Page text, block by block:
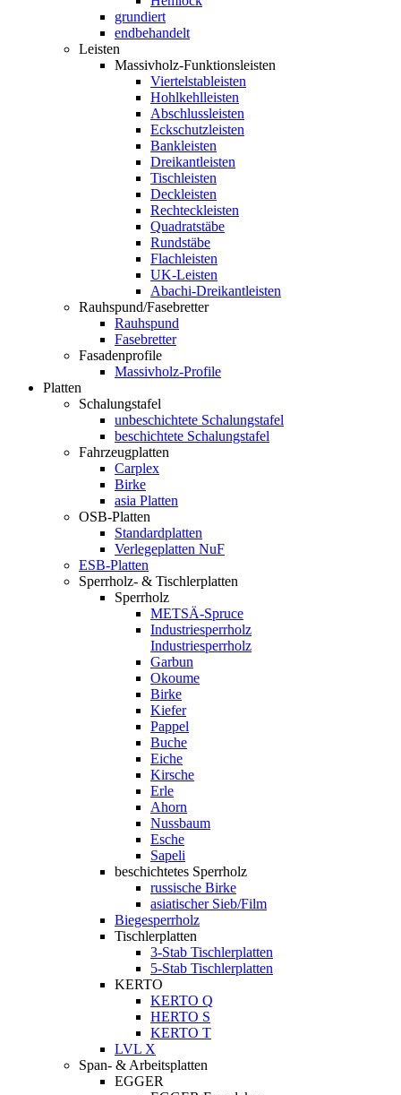
grundiert
endbehandelt
Leisten
Massivholz-Funktionsleisten
Viertelstableisten
Hohlkehlleisten
Abschlussleisten
Eckschutzleisten
Bankleisten
Dreikantleisten
Tischleisten
Deckleisten
Rechteckleisten
Quadratstäbe
Rundstäbe
Flachleisten
UK-Leisten
Abachi-Dreikantleisten
Rauhspund/Fasebretter
Rauhspund
Fasebretter
Fasadenprofile
Massivholz-Profile
Platten
Schalungstafel
unbeschichtete Schalungstafel
beschichtete Schalungstafel
Fahrzeugplatten
Carplex
Birke
asia Platten
OSB-Platten
Standardplatten
Verlegeplatten NuF
ESB-Platten
Sperrholz- & Tischlerplatten
Sperrholz
METSÄ-Spruce
Industriesperrholz
Industriesperrholz
Garbun
Okoume
Birke
Kiefer
Pappel
Buche
Eiche
Kirsche
Erle
Ahorn
Nussbaum
Esche
Sapeli
beschichtetes Sperrholz
russische Birke
asiatischer Sieb/Film
Biegesperrholz
Tischlerplatten
3-Stab Tischlerplatten
5-Stab Tischlerplatten
KERTO
KERTO Q
HERTO S
KERTO T
LVL X
Span- & Arbeitsplatten
EGGER